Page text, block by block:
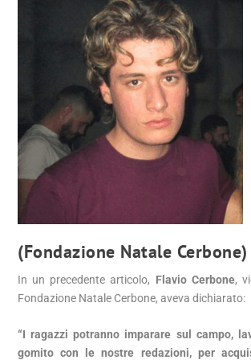
(Fondazione Natale Cerbone)
In un precedente articolo, Flavio Cerbone,
Fondazione Natale Cerbone, aveva dichiarato:
“I ragazzi potranno imparare sul campo,
gomito con le nostre redazioni, per